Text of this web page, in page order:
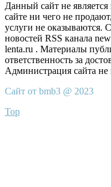
Данный сайт не
сайте ни чего не
услуги не оказываются.
новостей RSS канала
lenta.ru . Материалы
ответственность за
Администрация сайта не
Сайт от bmb3 @ 2023
Top